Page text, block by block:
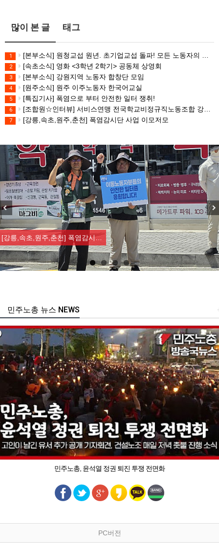
많이 본 글 태그
1 [본부소식] 원청교섭 원년. 초기업교섭 돌파! 모든 노동자의 노동기본권 쟁취! 민주노총 7.15 총파업대회
2 [속초소식] 영화 <3학년 2학기> 공동체 상영회
3 [본부소식] 강원지역 노동자 합창단 모임
4 [원주소식] 원주 이주노동자 한국어교실
5 [특집기사] 폭염으로 부터 안전한 일터 쟁취!
6 [조합원☆인터뷰] 서비스연맹 전국학교비정규직노동조합 강원지부 김유미 춘천지회장
7 [강릉,속초,원주,춘천] 폭염감시단 사업 이모저모
[강릉,속초,원주,춘천] 폭염감시…
주노총 뉴스 NEWS
민주노총, 윤석열 정권 퇴진 투쟁 전면화
PC버전